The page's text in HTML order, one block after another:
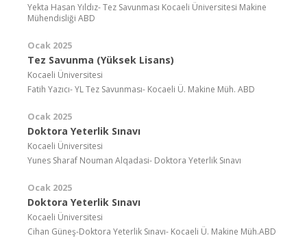
Yekta Hasan Yıldız- Tez Savunması Kocaeli Üniversitesi Makine
Mühendisliği ABD
Ocak 2025
Tez Savunma (Yüksek Lisans)
Kocaeli Üniversitesi
Fatih Yazıcı- YL Tez Savunması- Kocaeli Ü. Makine Müh. ABD
Ocak 2025
Doktora Yeterlik Sınavı
Kocaeli Üniversitesi
Yunes Sharaf Nouman Alqadasi- Doktora Yeterlik Sınavı
Ocak 2025
Doktora Yeterlik Sınavı
Kocaeli Üniversitesi
Cihan Güneş-Doktora Yeterlik Sınavı- Kocaeli Ü. Makine Müh.ABD